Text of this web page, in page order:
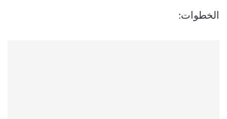
الخطوات: